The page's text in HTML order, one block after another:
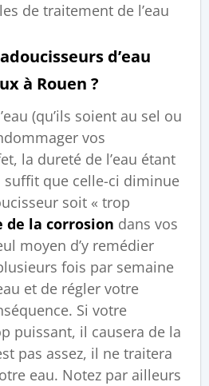
de traitement de l’eau
d’eau
à Rouen ?
(qu’ils soient au sel ou
vos
la dureté de l’eau étant
suffit que celle-ci diminue
soit « trop
de la corrosion dans vos
moyen d’y remédier
fois par semaine
et de régler votre
Si votre
puissant, il causera de la
pas assez, il ne traitera
eau. Notez par ailleurs